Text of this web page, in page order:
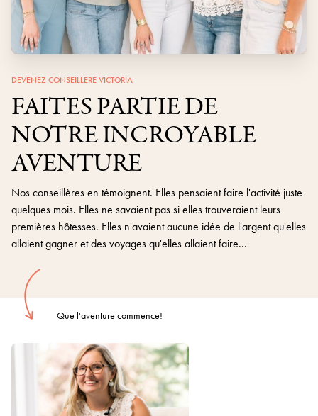
DEVENEZ CONSEILLERE VICTORIA
FAITES PARTIE DE
NOTRE INCROYABLE
AVENTURE
Nos conseillères en témoignent. Elles pensaient faire l'activité juste
quelques mois. Elles ne savaient pas si elles trouveraient leurs
premières hôtesses. Elles n'avaient aucune idée de l'argent qu'elles
allaient gagner et des voyages qu'elles allaient faire...
Que l'aventure commence!